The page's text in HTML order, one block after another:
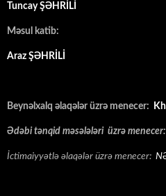
Tuncay ŞƏHRİLİ
Məsul katib:
Araz ŞƏHRİLİ
Beynəlxalq əlaqələr üzrə menecer:
Ədəbi tənqid məsələləri üzrə menecer:
İctimaiyyətlə əlaqələr üzrə menecer: